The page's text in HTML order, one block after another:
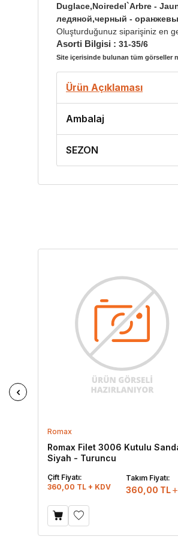
Duglace,Noiredel`Arbre -
ледяной,черный -
Oluşturduğunuz siparişiniz en
Asorti Bilgisi : 31-35/6
Site içerisinde bulunan tüm görseller
Ürün Açıklaması
Ambalaj
SEZON
Romax
Romax Filet 3006 Kutulu
Siyah - Turuncu
Çift Fiyatı:
360,00 TL + KDV
Takım Fiyatı:
360,00 TL